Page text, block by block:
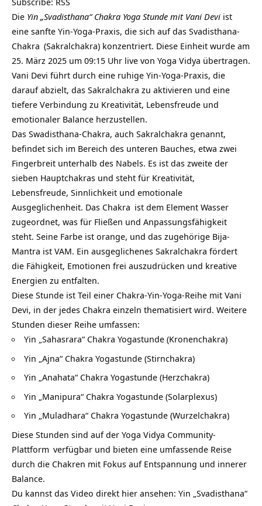
Die Yin „Svadisthana“ Chakra Yoga Stunde mit Vani Devi ist
eine sanfte Yin-Yoga-Praxis, die sich auf das Svadisthana-
Chakra (Sakralchakra) konzentriert. Diese Einheit wurde am
25. März 2025 um 09:15 Uhr live von Yoga Vidya übertragen.
Vani Devi führt durch eine ruhige Yin-Yoga-Praxis, die
darauf abzielt, das Sakralchakra zu aktivieren und eine
tiefere Verbindung zu Kreativität, Lebensfreude und
emotionaler Balance herzustellen.
Das Swadisthana-Chakra, auch Sakralchakra genannt,
befindet sich im Bereich des unteren Bauches, etwa zwei
Fingerbreit unterhalb des Nabels. Es ist das zweite der
sieben Hauptchakras und steht für Kreativität,
Lebensfreude, Sinnlichkeit und emotionale
Ausgeglichenheit. Das Chakra ist dem Element Wasser
zugeordnet, was für Fließen und Anpassungsfähigkeit
steht. Seine Farbe ist orange, und das zugehörige Bija-
Mantra ist VAM. Ein ausgeglichenes Sakralchakra fördert
die Fähigkeit, Emotionen frei auszudrücken und kreative
Energien zu entfalten.
Diese Stunde ist Teil einer Chakra-Yin-Yoga-Reihe mit Vani
Devi, in der jedes Chakra einzeln thematisiert wird. Weitere
Stunden dieser Reihe umfassen:
Yin „Sahasrara“ Chakra Yogastunde (Kronenchakra)
Yin „Ajna“ Chakra Yogastunde (Stirnchakra)
Yin „Anahata“ Chakra Yogastunde (Herzchakra)
Yin „Manipura“ Chakra Yogastunde (Solarplexus)
Yin „Muladhara“ Chakra Yogastunde (Wurzelchakra)
Diese Stunden sind auf der Yoga Vidya Community-
Plattform verfügbar und bieten eine umfassende Reise
durch die Chakren mit Fokus auf Entspannung und innerer
Balance.
Du kannst das Video direkt hier ansehen: Yin „Svadisthana“